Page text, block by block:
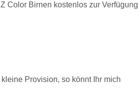
Color Birnen kostenlos zur Verfügung
Provision, so könnt Ihr mich